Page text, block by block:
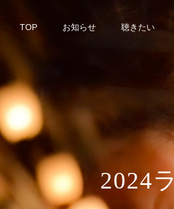
TOP お知らせ 聴きたい
2024ライブ